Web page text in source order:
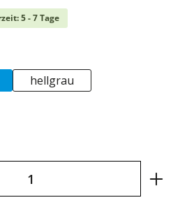
5 - 7 Tage
hellgrau
Gib den gewünschten